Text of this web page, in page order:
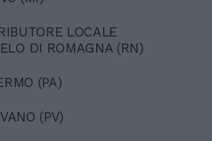
LOCALE
DI ROMAGNA (RN)
(PA)
(PV)